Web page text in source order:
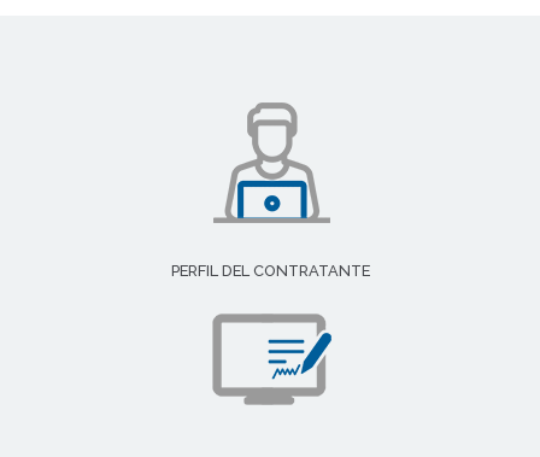
PERFIL DEL CONTRATANTE